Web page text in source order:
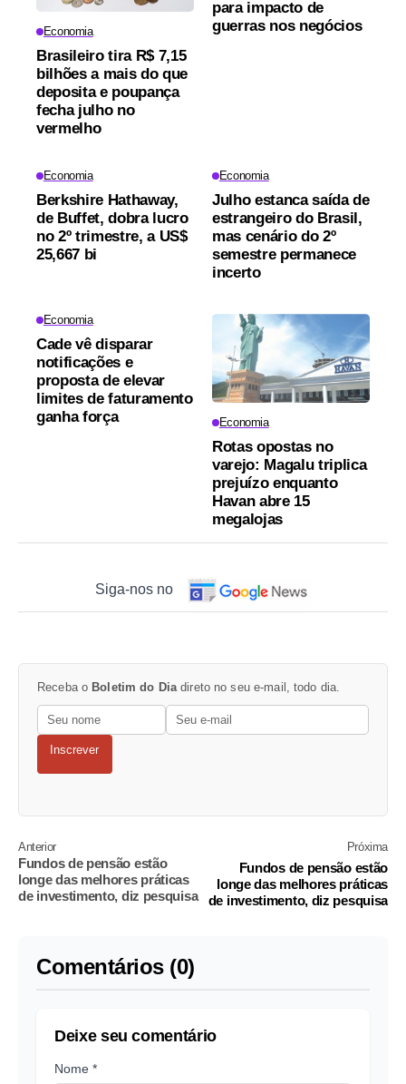
Economia
Brasileiro tira R$ 7,15
bilhões a mais do que
deposita e poupança
fecha julho no
vermelho
para impacto de
guerras nos negócios
Economia
Berkshire Hathaway,
de Buffet, dobra lucro
no 2º trimestre, a US$
25,667 bi
Economia
Julho estanca saída de
estrangeiro do Brasil,
mas cenário do 2º
semestre permanece
incerto
Economia
Cade vê disparar
notificações e
proposta de elevar
limites de faturamento
ganha força
Economia
Rotas opostas no
varejo: Magalu triplica
prejuízo enquanto
Havan abre 15
megalojas
Siga-nos no
Receba o Boletim do Dia direto no seu e-mail, todo dia.
Inscrever
Anterior
Fundos de pensão estão
longe das melhores práticas
de investimento, diz pesquisa
Próxima
Fundos de pensão estão
longe das melhores práticas
de investimento, diz pesquisa
Comentários (0)
Deixe seu comentário
Nome *